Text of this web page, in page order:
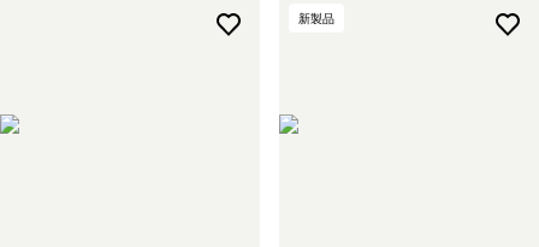
新製品